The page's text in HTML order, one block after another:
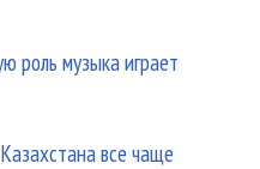
роль музыка играет
все чаще